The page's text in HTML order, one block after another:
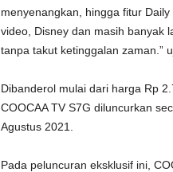
menyenangkan, hingga fitur
video, Disney dan masih banyak
tanpa takut ketinggalan zaman.”
Dibanderol mulai dari harga Rp
COOCAA TV S7G diluncurkan
Agustus 2021.
Pada peluncuran eksklusif ini,